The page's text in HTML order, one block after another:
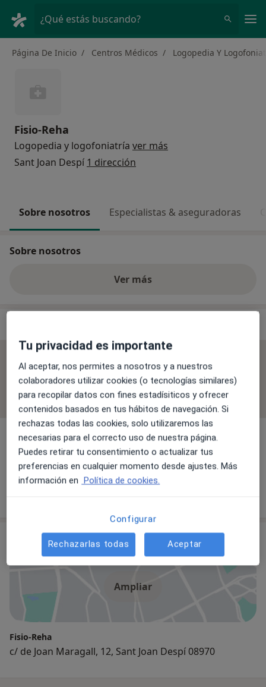
¿Qué estás buscando?
Página De Inicio Centros Médicos Logopedia Y
Fisio-Reha
Logopedia y logofoniatría ver más
Sant Joan Despí 1 dirección
Sobre nosotros Especialistas & aseguradoras
Sobre nosotros
Ver más
No se aceptan aseguradoras
Todos los especialistas de esta clínica solo aceptan
pacientes privados.
Emma Alvarez
Logopeda
Consulta
Ampliar
Fisio-Reha
c/ de Joan Maragall, 12, Sant Joan Despí 08970
Tu privacidad es importante
Al aceptar, nos permites a nosotros y a nuestros
colaboradores utilizar cookies (o tecnologías similares)
para recopilar datos con fines estadísiticos y ofrecer
contenidos basados en tus hábitos de navegación. Si
rechazas todas las cookies, solo utilizaremos las
necesarias para el correcto uso de nuestra página.
Puedes retirar tu consentimiento o actualizar tus
preferencias en cualquier momento desde ajustes. Más
información en Política de cookies.
Configurar
Rechazarlas todas Aceptar